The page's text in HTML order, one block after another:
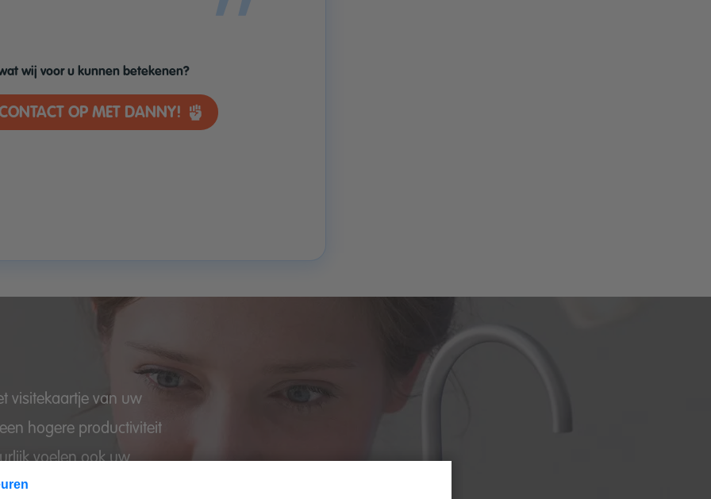
wij voor u kunnen betekenen?
OP MET DANNY!
visitekaartje van uw
hogere productiviteit
voelen ook uw